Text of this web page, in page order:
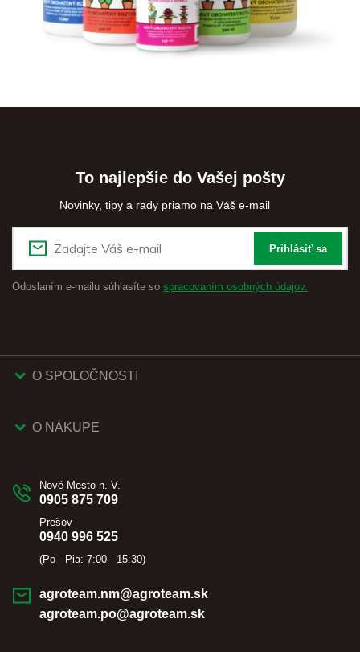
To najlepšie do Vašej pošty
Novinky, tipy a rady priamo na Váš e-mail
Prihlásiť sa
Odoslaním e-mailu súhlasíte so spracovaním osobných údajov.
O SPOLOČNOSTI
O NÁKUPE
Nové Mesto n. V.
0905 875 709
Prešov
0940 996 525
(Po - Pia: 7:00 - 15:30)
agroteam.nm@agroteam.sk
agroteam.po@agroteam.sk